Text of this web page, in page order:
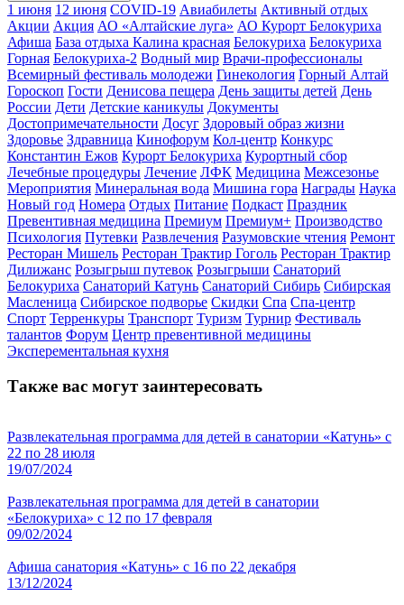
1 июня 12 июня COVID-19 Авиабилеты Активный отдых
Акции Акция АО «Алтайские луга» АО Курорт Белокуриха
Афиша База отдыха Калина красная Белокуриха Белокуриха
Горная Белокуриха-2 Водный мир Врачи-профессионалы
Всемирный фестиваль молодежи Гинекология Горный Алтай
Гороскоп Гости Денисова пещера День защиты детей День
России Дети Детские каникулы Документы
Достопримечательности Досуг Здоровый образ жизни
Здоровье Здравница Кинофорум Кол-центр Конкурс
Константин Ежов Курорт Белокуриха Курортный сбор
Лечебные процедуры Лечение ЛФК Медицина Межсезонье
Мероприятия Минеральная вода Мишина гора Награды Наука
Новый год Номера Отдых Питание Подкаст Праздник
Превентивная медицина Премиум Премиум+ Производство
Психология Путевки Развлечения Разумовские чтения Ремонт
Ресторан Мишель Ресторан Трактир Гоголь Ресторан Трактир
Дилижанс Розыгрыш путевок Розыгрыши Санаторий
Белокуриха Санаторий Катунь Санаторий Сибирь Сибирская
Масленица Сибирское подворье Скидки Спа Спа-центр
Спорт Терренкуры Транспорт Туризм Турнир Фестиваль
талантов Форум Центр превентивной медицины
Эксперементальная кухня
Также вас могут заинтересовать
Развлекательная программа для детей в санатории «Катунь» с
22 по 28 июля
19/07/2024
Развлекательная программа для детей в санатории
«Белокуриха» с 12 по 17 февраля
09/02/2024
Афиша санатория «Катунь» с 16 по 22 декабря
13/12/2024